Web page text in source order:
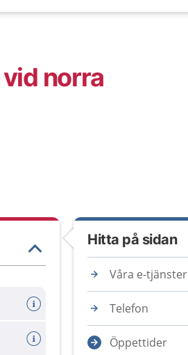
norra
Hitta på sidan
Våra e-tjänster
Telefon
Öppettider